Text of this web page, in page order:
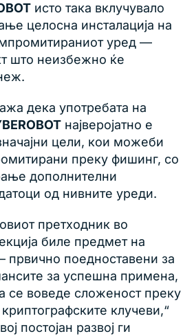
исто така вклучувало
целосна инсталација на
уред —
што неизбежно ќе
дека употребата на
најверојатно е
цели, кои можеби
преку фишинг, со
дополнителни
од нивните уреди.
претходник во
биле предмет на
првично поедноставени за
за успешна примена,
се воведе сложеност преку
клучеви,“
постојан развој ги